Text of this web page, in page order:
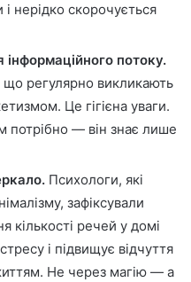
нерідко скорочується
потоку.
що регулярно викликають
Це гігієна уваги.
потрібно — він знає лише
Психологи, які
зафіксували
кількості речей у домі
і підвищує відчуття
Не через магію — а